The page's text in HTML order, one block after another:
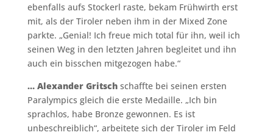
ebenfalls aufs Stockerl raste, bekam Frühwirth erst
mit, als der Tiroler neben ihm in der Mixed Zone
parkte. „Genial! Ich freue mich total für ihn, weil ich
seinen Weg in den letzten Jahren begleitet und ihn
auch ein bisschen mitgezogen habe.“
… Alexander Gritschschaffte bei seinen ersten
Paralympics gleich die erste Medaille. „Ich bin
sprachlos, habe Bronze gewonnen. Es ist
unbeschreiblich“, arbeitete sich der Tiroler im Feld